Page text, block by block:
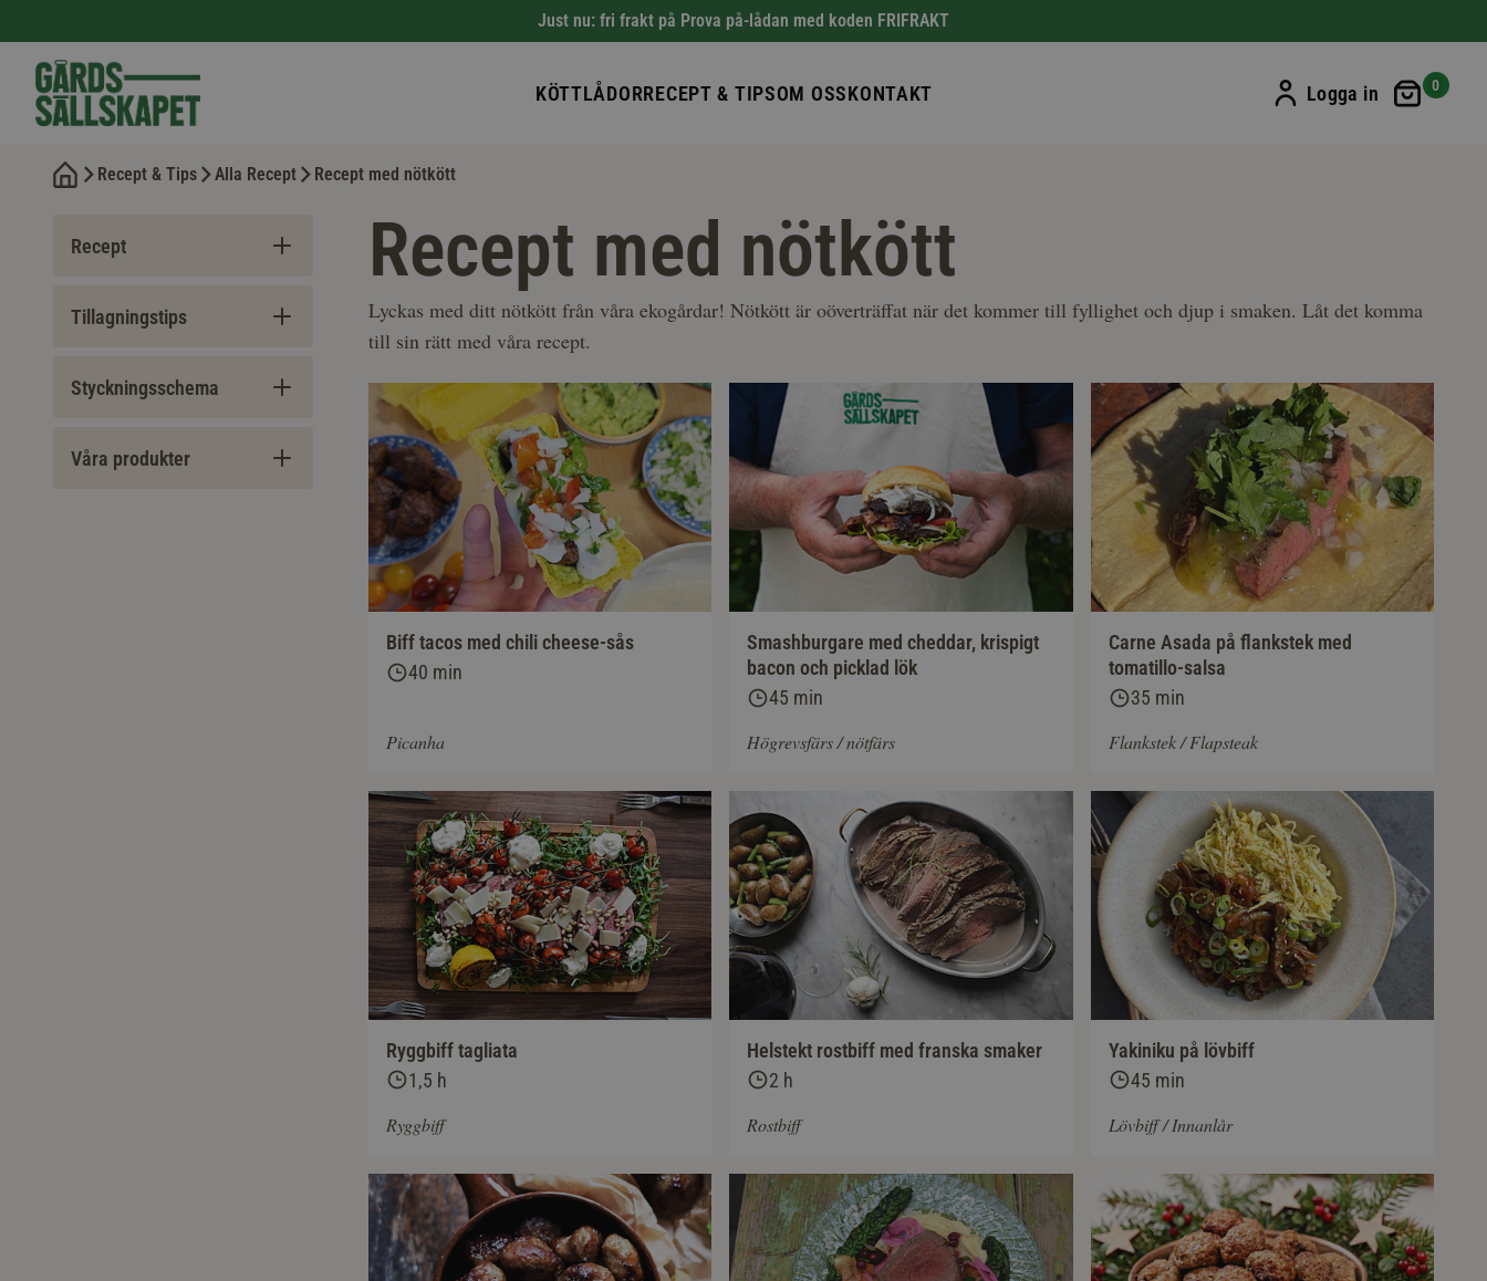
Just nu: fri frakt på Prova på-lådan med koden FRIFRAKT
KÖTTLÅDORRECEPT & TIPSOM OSSKONTAKT Logga in Min
0
Recept & Tips Alla Recept Recept med nötkött
Recept med nötkött
Lyckas med ditt nötkött från våra ekogårdar! Nötkött är oöverträffat när det kommer till fyllighet och djup i smaken. Låt det komma
till sin rätt med våra recept.
Biff tacos med chili cheese-sås
40 min
Picanha
Smashburgare med cheddar, krispigt
bacon och picklad lök
45 min
Högrevsfärs / nötfärs
Carne Asada på flankstek med
tomatillo-salsa
35 min
Flankstek / Flapsteak
Ryggbiff tagliata
1,5 h
Ryggbiff
Helstekt rostbiff med franska smaker
2 h
Rostbiff
Yakiniku på lövbiff
45 min
Lövbiff / Innanlår
Recept
Tillagningstips
Styckningsschema
Våra produkter